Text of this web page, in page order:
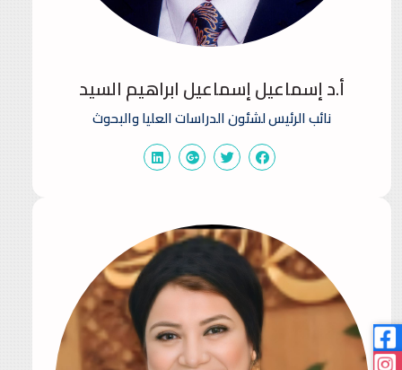
أ.د إسماعيل إسماعيل ابراهيم السيد
نائب الرئيس لشئون الدراسات العليا والبحوث